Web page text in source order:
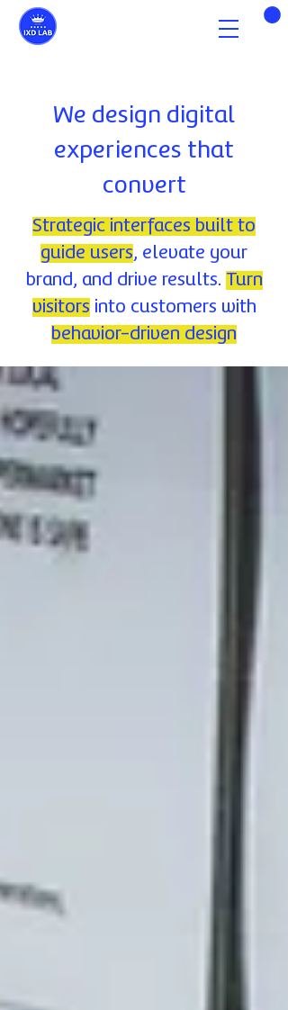
We design digital
experiences that
convert
Strategic interfaces built to
guide users, elevate your
brand, and drive results. Turn
visitors into customers with
behavior-driven design